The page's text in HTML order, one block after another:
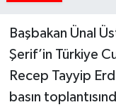
Başbakan Ünal
Şerif’in Türkiye
Recep Tayyip
basın